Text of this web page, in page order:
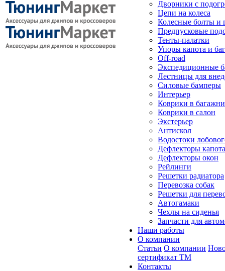
Дворники с
Цепи на колеса
Колесные болты и
Предпусковые
Тенты-палатки
Упоры капота и
Off-road
Экспедиционные
Лестницы для
Силовые бамперы
Интерьер
Коврики в
Коврики в салон
Экстерьер
Антискол
Водостоки
Дефлекторы капота
Дефлекторы окон
Рейлинги
Решетки радиатора
Перевозка собак
Решетки для
Автогамаки
Чехлы на сиденья
Запчасти для
Наши работы
О компании
Статьи О компании
сертификат ТМ
Контакты